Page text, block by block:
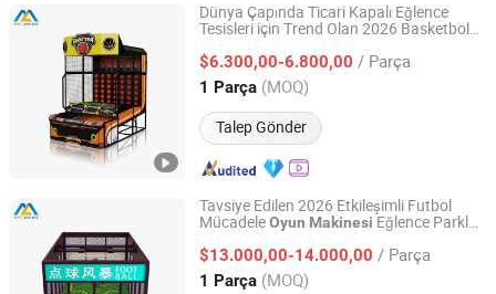
Dünya Çapında Ticari Kapalı Eğlence
Tesisleri için Trend Olan 2026 Basketbol
$6.300,00-6.800,00 / Parça
1 Parça (MOQ)
Talep Gönder
Guangzhou Mei Yi Lian Anime Technology Co., Ltd.
Guangdong, China Fiyat 2026
Tavsiye Edilen 2026 Etkileşimli Futbol
MücadeleOyun Makinesi Eğlence Parkları
$13.000,00-14.000,00 / Parça
1 Parça (MOQ)
Guangzhou Mei Yi Lian Anime Technology Co., Ltd.
Guangdong, China Fiyat 2026